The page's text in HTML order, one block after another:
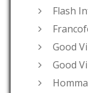
Flash
Good
Good